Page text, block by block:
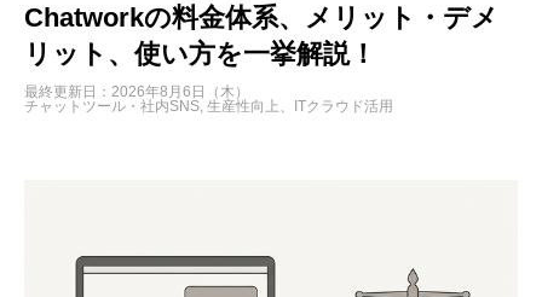
Chatworkの料金体系、メリット・デメ
リット、使い方を一挙解説！
最終更新日：2026年8月6日（木）
チャットツール・社内SNS 生産性向上、ITクラウド活用